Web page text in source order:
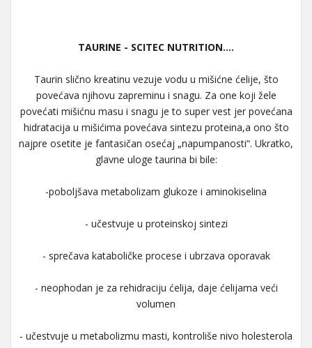
TAURINE - SCITEC NUTRITION....
Taurin slično kreatinu vezuje vodu u mišićne ćelije, što
povećava njihovu zapreminu i snagu. Za one koji žele
povećati mišićnu masu i snagu je to super vest jer povećana
hidratacija u mišićima povećava sintezu proteina,a ono što
najpre osetite je fantasičan osećaj „napumpanosti“. Ukratko,
glavne uloge taurina bi bile:
-poboljšava metabolizam glukoze i aminokiselina
- učestvuje u proteinskoj sintezi
- sprečava kataboličke procese i ubrzava oporavak
- neophodan je za rehidraciju ćelija, daje ćelijama veći
volumen
- učestvuje u metabolizmu masti, kontroliše nivo holesterola